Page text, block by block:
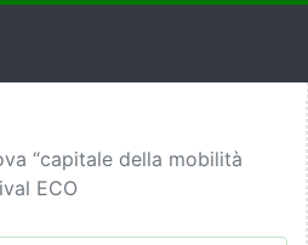
“capitale della mobilità
ECO